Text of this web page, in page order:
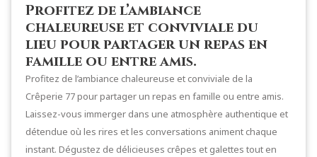
Profitez de l’ambiance
chaleureuse et conviviale du
lieu pour partager un repas en
famille ou entre amis.
Profitez de l’ambiance chaleureuse et conviviale de la
Crêperie 77 pour partager un repas en famille ou entre amis.
Laissez-vous immerger dans une atmosphère authentique et
détendue où les rires et les conversations animent chaque
instant. Dégustez de délicieuses crêpes et galettes tout en